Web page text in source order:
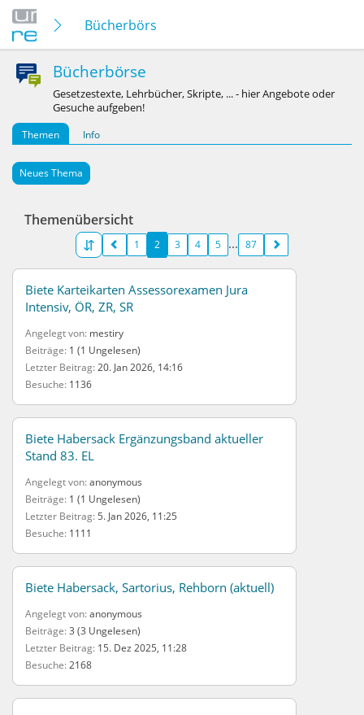
Bücherbörse
Bücherbörse
Gesetzestexte, Lehrbücher, Skripte, ... - hier Angebote oder
Gesuche aufgeben!
Themen
Info
Neues Thema
Themenübersicht
1 2 3 4 5 87
Biete Karteikarten Assessorexamen Jura
Intensiv, ÖR, ZR, SR
Angelegt von mestiry
Beiträge 1 (1 Ungelesen)
Letzter Beitrag 20. Jan 2026, 14:16
Besuche 1136
Biete Habersack Ergänzungsband aktueller
Stand 83. EL
Angelegt von anonymous
Beiträge 1 (1 Ungelesen)
Letzter Beitrag 5. Jan 2026, 11:25
Besuche 1111
Biete Habersack, Sartorius, Rehborn (aktuell)
Angelegt von anonymous
Beiträge 3 (3 Ungelesen)
Letzter Beitrag 15. Dez 2025, 11:28
Besuche 2168